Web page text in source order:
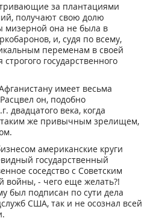
за плантациями
получают свою долю
мизерной она не была в
и, судя по всему,
переменам в своей
государственного
имеет весьма
он, подобно
двадцатого века, когда
же привычным зрелищем,
американские круги
государственный
соседство с Советским
войны, - чего еще желать?!
был подписан по сути дела
США, так и не осознал всей